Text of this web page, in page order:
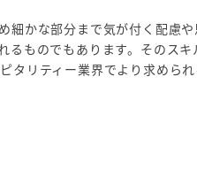
細かな部分まで気が付く配慮
ものでもあります。そのス
タリティー業界でより求めら